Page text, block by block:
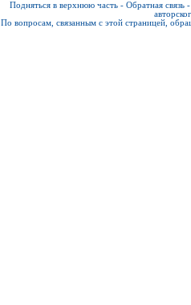
Подняться в верхнюю часть - Обратная связь -
По вопросам, связанным с этой страницей,